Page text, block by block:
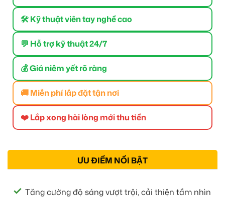
🛠 Kỹ thuật viên tay nghề cao
💬 Hỗ trợ kỹ thuật 24/7
💰 Giá niêm yết rõ ràng
🚚 Miễn phí lắp đặt tận nơi
❤️ Lắp xong hài lòng mới thu tiền
ƯU ĐIỂM NỔI BẬT
Tăng cường độ sáng vượt trội, cải thiện tầm nhìn